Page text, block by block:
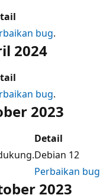
bug.
2024
bug.
2023
Detail
Debian 12
Perbaikan bug
2023